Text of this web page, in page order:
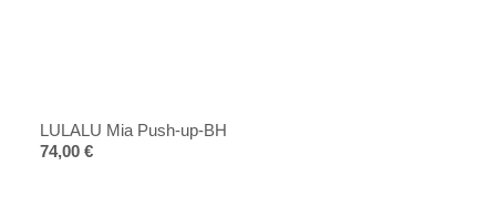
LULALU Mia Push-up-BH
Regulärer Preis:
74,00 €